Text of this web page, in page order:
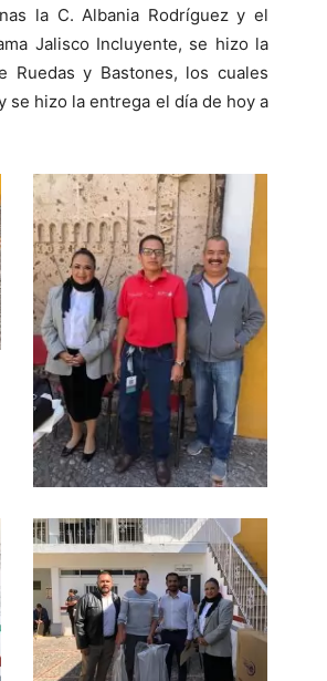
la C. Albania Rodríguez y el
Jalisco Incluyente, se hizo la
Ruedas y Bastones, los cuales
hizo la entrega el día de hoy a